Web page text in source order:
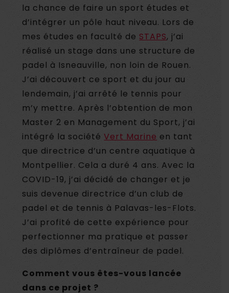
la chance de faire un sport études et
d’intégrer un pôle haut niveau. Lors de
mes études en faculté de STAPS, j’ai
réalisé un stage dans une structure de
padel à Isneauville, non loin de Rouen.
J’ai découvert ce sport et du jour au
lendemain, j’ai arrêté le tennis pour
m’y mettre. Après l’obtention de mon
Master 2 en Management du Sport, j’ai
intégré la sociétéVert Marine en tant
que directrice d’un centre aquatique à
Montpellier. Cela a duré 4 ans. Avec la
COVID-19, j’ai décidé de changer et je
suis devenue directrice d’un club de
padel et de tennis à Palavas-les-Flots.
J’ai profité de cette expérience pour
perfectionner ma pratique et passer
des diplômes d’entraîneur de padel.
Comment vous êtes-vous lancée
dans ce projet ?